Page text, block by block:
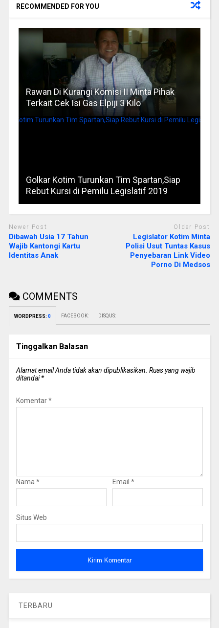
RECOMMENDED FOR YOU
Rawan Di Kurangi Komisi II Minta Pihak
Terkait Cek Isi Gas Elpiji 3 Kilo
Golkar Kotim Turunkan Tim Spartan,Siap
Rebut Kursi di Pemilu Legislatif 2019
Newer Post
Dibawah Usia 17 Tahun
Wajib Kantongi Kartu
Identitas Anak
Older Post
Legislator Kotim Minta
Polisi Usut Tuntas Kasus
Penyebaran Link Video
Porno Di Medsos
COMMENTS
WORDPRESS: 0 FACEBOOK: DISQUS:
Tinggalkan Balasan
Alamat email Anda tidak akan dipublikasikan. Ruas yang wajib
ditandai*
Komentar*
Nama* Email *
Situs Web
TERBARU